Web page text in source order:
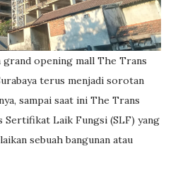
grand opening mall The Trans
terus menjadi sorotan
sampai saat ini The Trans
Sertifikat Laik Fungsi (SLF) yang
sebuah bangunan atau